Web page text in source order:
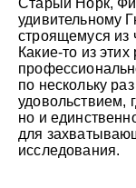
Старый Норк,
удивительному
строящемуся из
Какие-то из
по нескольку
удовольствием,
но и
для
исследования.